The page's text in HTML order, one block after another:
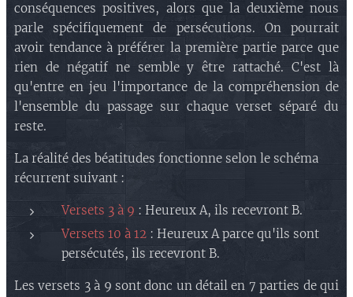
conséquences positives, alors que la deuxième nous
parle spécifiquement de persécutions. On pourrait
avoir tendance à préférer la première partie parce que
rien de négatif ne semble y être rattaché. C'est là
qu'entre en jeu l'importance de la compréhension de
l'ensemble du passage sur chaque verset séparé du
reste.
La réalité des béatitudes fonctionne selon le schéma
récurrent suivant :
Versets 3 à 9 : Heureux A, ils recevront B.
Versets 10 à 12 : Heureux A parce qu'ils sont
persécutés, ils recevront B.
Les versets 3 à 9 sont donc un détail en 7 parties de qui